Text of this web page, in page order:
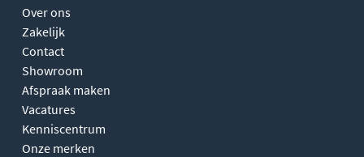
Over ons
Zakelijk
Contact
Showroom
Afspraak maken
Vacatures
Kenniscentrum
Onze merken